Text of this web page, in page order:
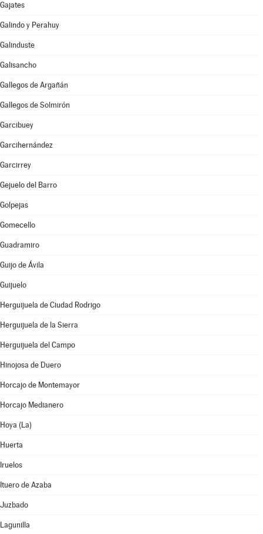
Gajates
Galindo y Perahuy
Galinduste
Galisancho
Gallegos de Argañán
Gallegos de Solmirón
Garcibuey
Garcihernández
Garcirrey
Gejuelo del Barro
Golpejas
Gomecello
Guadramiro
Guijo de Ávila
Guijuelo
Herguijuela de Ciudad Rodrigo
Herguijuela de la Sierra
Herguijuela del Campo
Hinojosa de Duero
Horcajo de Montemayor
Horcajo Medianero
Hoya (La)
Huerta
Iruelos
Ituero de Azaba
Juzbado
Lagunilla